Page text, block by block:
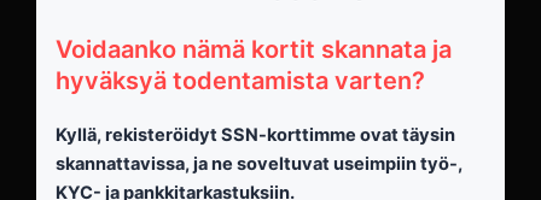
Voidaanko nämä kortit skannata ja
hyväksyä todentamista varten?
Kyllä, rekisteröidyt SSN-korttimme ovat täysin
skannattavissa, ja ne soveltuvat useimpiin työ-,
KYC- ja pankkitarkastuksiin.